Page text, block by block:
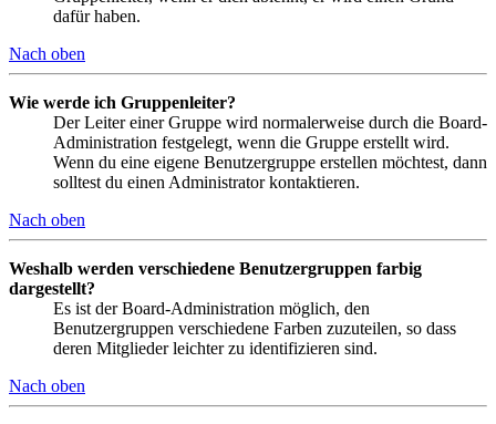
dafür haben.
Nach oben
Wie werde ich Gruppenleiter?
Der Leiter einer Gruppe wird normalerweise durch die Board-
Administration festgelegt, wenn die Gruppe erstellt wird.
Wenn du eine eigene Benutzergruppe erstellen möchtest, dann
solltest du einen Administrator kontaktieren.
Nach oben
Weshalb werden verschiedene Benutzergruppen farbig
dargestellt?
Es ist der Board-Administration möglich, den
Benutzergruppen verschiedene Farben zuzuteilen, so dass
deren Mitglieder leichter zu identifizieren sind.
Nach oben